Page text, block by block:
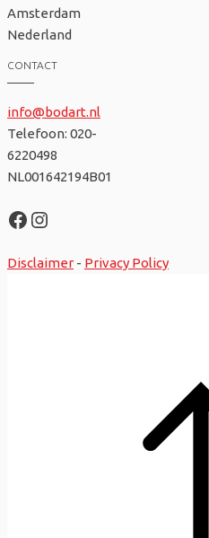
Amsterdam
Nederland
CONTACT
info@bodart.nl
Telefoon: 020-
6220498
NL001642194B01
Facebook
Instagram
Disclaimer - Privacy Policy